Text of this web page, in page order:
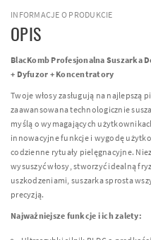
INFORMACJE O PRODUKCIE
OPIS
BlacKomb Profesjonalna Suszarka
+ Dyfuzor + Koncentratory
Twoje włosy zasługują na najlepszą
zaawansowana technologicznie
myślą o wymagających
innowacyjne funkcje i wygodę
codzienne rytuały pielęgnacyjne.
wysuszyć włosy, stworzyć idealną
uszkodzeniami, suszarka sprosta
precyzją.
Najważniejsze funkcje i ich zalety: